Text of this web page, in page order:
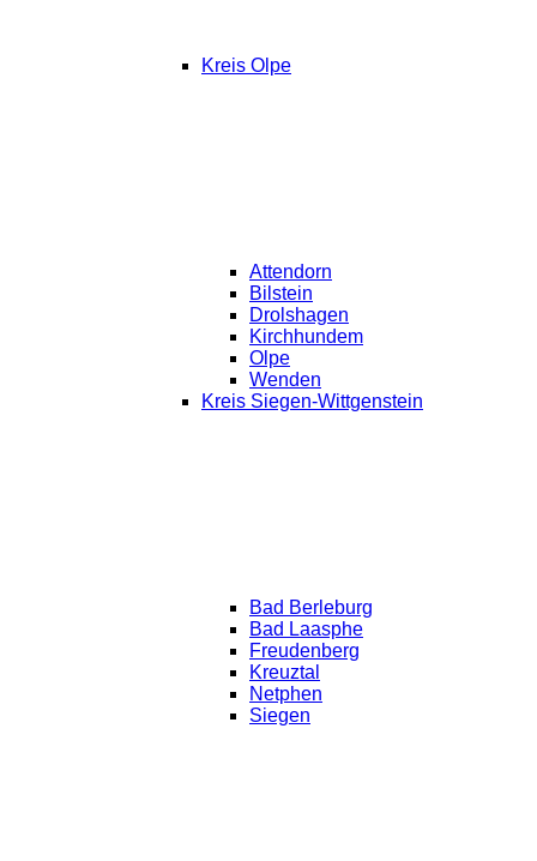
Kreis Olpe
Attendorn
Bilstein
Drolshagen
Kirchhundem
Olpe
Wenden
Kreis Siegen-Wittgenstein
Bad Berleburg
Bad Laasphe
Freudenberg
Kreuztal
Netphen
Siegen